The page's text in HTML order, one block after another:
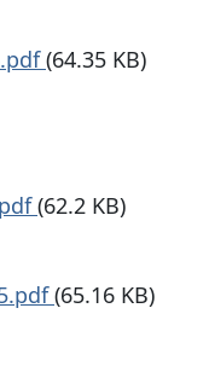
(64.35 KB)
(62.2 KB)
(65.16 KB)